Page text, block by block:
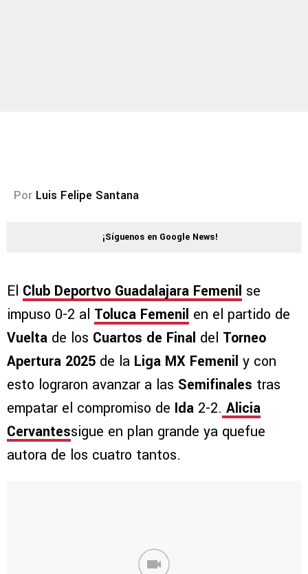
Por Luis Felipe Santana
¡Síguenos en Google News!
El Club Deportvo Guadalajara Femenil se
impuso 0-2 al Toluca Femenil en el partido de
Vuelta de los Cuartos de Final del Torneo
Apertura 2025 de la Liga MX Femenil y con
esto lograron avanzar a las Semifinales tras
empatar el compromiso de Ida 2-2. Alicia
Cervantessigue en plan grande ya quefue
autora de los cuatro tantos.